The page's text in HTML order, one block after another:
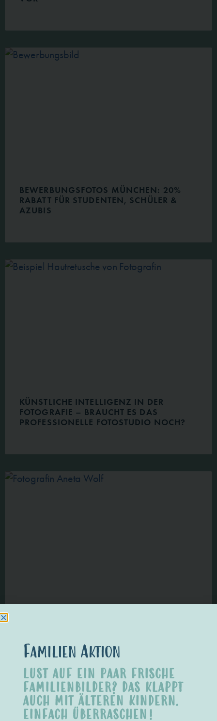
BEWERBUNGSFOTOS MÜNCHEN: 20%
RABATT FÜR STUDENTEN, SCHÜLER &
AZUBIS
KÜNSTLICHE INTELLIGENZ IN DER
FOTOGRAFIE – BRAUCHT ES DAS
PROFESSIONELLE FOTOSTUDIO NOCH?
Familien Aktion
LUST AUF EIN PAAR FRISCHE
FAMILIENBILDER? DAS KLAPPT
AUCH MIT ÄLTEREN KINDERN.
EINFACH ÜBERRASCHEN!